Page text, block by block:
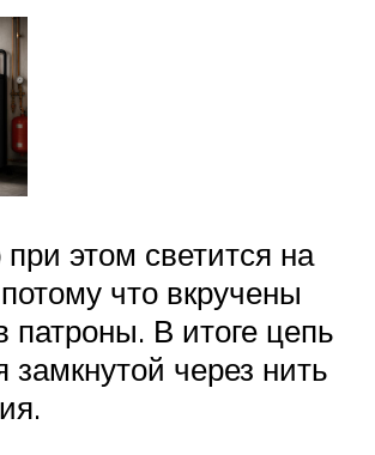
этом светится на
что вкручены
патроны. В итоге цепь
замкнутой через нить